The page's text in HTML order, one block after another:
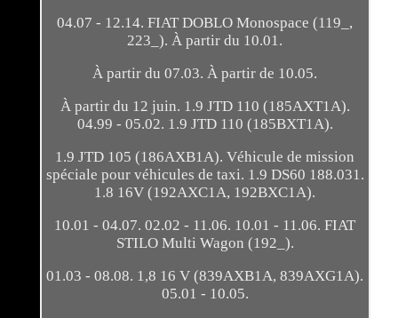
04.07 - 12.14. FIAT DOBLO Monospace (119_,
223_). À partir du 10.01.
À partir du 07.03. À partir de 10.05.
À partir du 12 juin. 1.9 JTD 110 (185AXT1A).
04.99 - 05.02. 1.9 JTD 110 (185BXT1A).
1.9 JTD 105 (186AXB1A). Véhicule de mission
spéciale pour véhicules de taxi. 1.9 DS60 188.031.
1.8 16V (192AXC1A, 192BXC1A).
10.01 - 04.07. 02.02 - 11.06. 10.01 - 11.06. FIAT
STILO Multi Wagon (192_).
01.03 - 08.08. 1,8 16 V (839AXB1A, 839AXG1A).
05.01 - 10.05.